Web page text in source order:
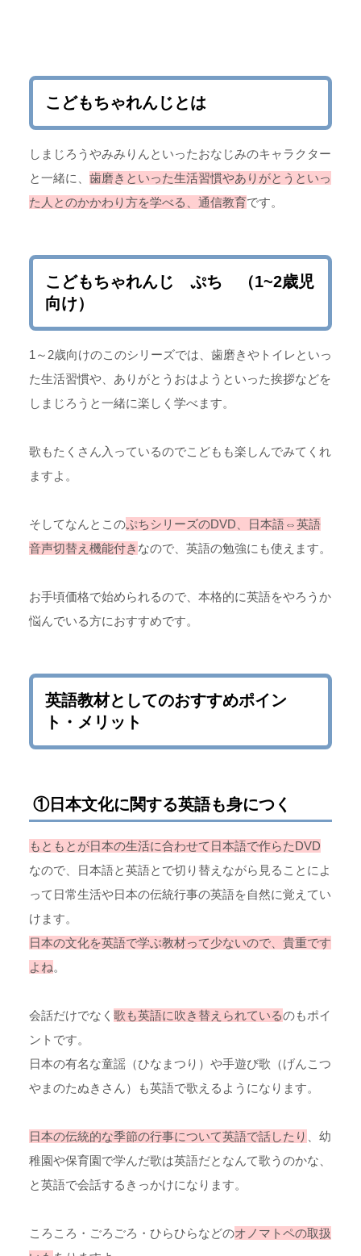
こどもちゃれんじとは
しまじろうやみみりんといったおなじみのキャラクター
と一緒に、 歯磨きといった生活習慣やありがとうといっ
た人とのかかわり方を学べる、通信教育です。
こどもちゃれんじ ぷち （1~2歳児
向け）
1～2歳向けのこのシリーズでは、歯磨きやトイレといっ
た生活習慣や、ありがとうおはようといった挨拶などを
しまじろうと一緒に楽しく学べます。
歌もたくさん入っているのでこどもも楽しんでみてくれ
ますよ。
そしてなんとこのぷちシリーズのDVD、日本語⇔英語
音声切替え機能付き なので、英語の勉強にも使えます。
お手頃価格で始められるので、本格的に英語をやろうか
悩んでいる方におすすめです。
英語教材としてのおすすめポイン
ト・メリット
①日本文化に関する英語も身につく
もともとが日本の生活に合わせて日本語で作らたDVD
なので、日本語と英語とで切り替えながら見ることによ
って日常生活や日本の伝統行事の英語を自然に覚えてい
けます。
日本の文化を英語で学ぶ教材って少ないので、貴重です
よね。
会話だけでなく 歌も英語に吹き替えられているのもポイ
ントです。
日本の有名な童謡（ひなまつり）や手遊び歌（げんこつ
やまのたぬきさん）も英語で歌えるようになります。
日本の伝統的な季節の行事について英語で話したり
、幼
稚園や保育園で学んだ歌は英語だとなんて歌うのかな、
と英語で会話するきっかけになります。
ころころ・ごろごろ・ひらひらなどのオノマトペの取扱